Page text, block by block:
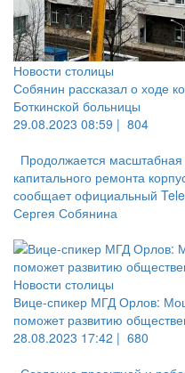
Новости столицы
Собянин рассказал о ходе
Боткинской больницы
29.08.2023 08:59 | 804
Продолжается
капитального ремонта
сообщает официальный
Сергея Собянина
Новости столицы
Вице-спикер МГД Орлов:
поможет развитию
28.08.2023 17:42 | 680